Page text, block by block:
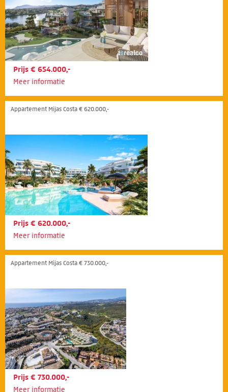
Prijs € 654.000,-
Meer informatie
Appartement Mijas Costa € 620.000,-
Prijs € 620.000,-
Meer informatie
Appartement Mijas Costa € 730.000,-
Prijs € 730.000,-
Meer informatie